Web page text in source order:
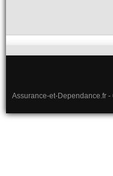
Assurance-et-Dependance.fr